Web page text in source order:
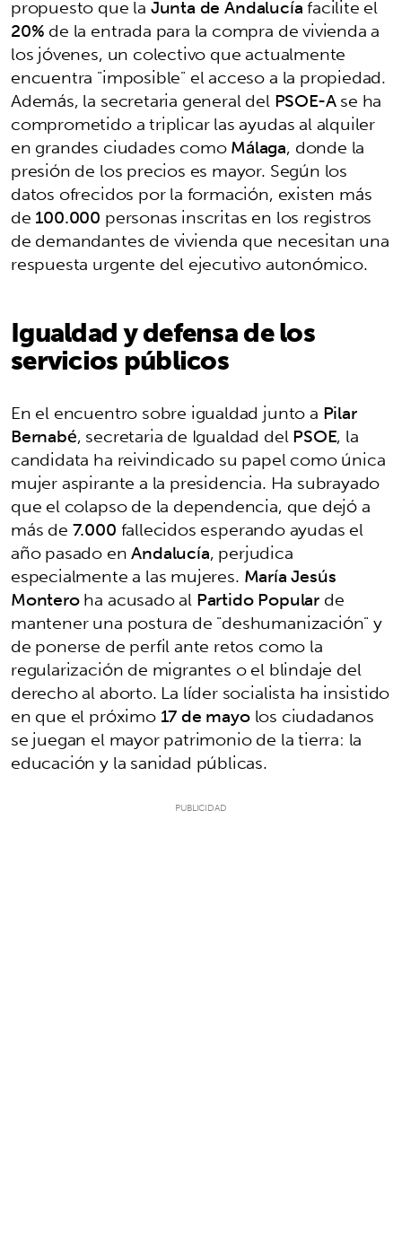
propuesto que laJunta de Andalucíafacilite el
20%de la entrada para la compra de vivienda a
los jóvenes, un colectivo que actualmente
encuentra "imposible" el acceso a la propiedad.
Además, la secretaria general delPSOE-Ase ha
comprometido a triplicar las ayudas al alquiler
en grandes ciudades comoMálaga, donde la
presión de los precios es mayor. Según los
datos ofrecidos por la formación, existen más
de100.000 personas inscritas en los registros
de demandantes de vivienda que necesitan una
respuesta urgente del ejecutivo autonómico.
Igualdad y defensa de los
servicios públicos
En el encuentro sobre igualdad junto a Pilar
Bernabé, secretaria de Igualdad delPSOE, la
candidata ha reivindicado su papel como única
mujer aspirante a la presidencia. Ha subrayado
que el colapso de la dependencia, que dejó a
más de7.000fallecidos esperando ayudas el
año pasado enAndalucía, perjudica
especialmente a las mujeres. María Jesús
Monteroha acusado alPartido Popularde
mantener una postura de "deshumanización" y
de ponerse de perfil ante retos como la
regularización de migrantes o el blindaje del
derecho al aborto. La líder socialista ha insistido
en que el próximo17 de mayolos ciudadanos
se juegan el mayor patrimonio de la tierra: la
educación y la sanidad públicas.